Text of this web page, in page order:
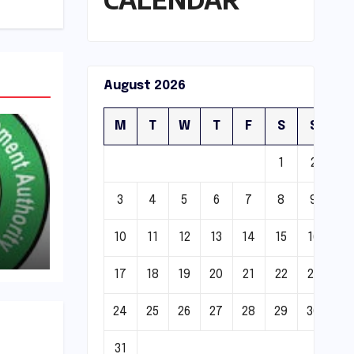
August 2026
M T W T F S S
1 2
3 4 5 6 7 8 9
10 11 12 13 14 15 16
17 18 19 20 21 22 23
24 25 26 27 28 29 30
31